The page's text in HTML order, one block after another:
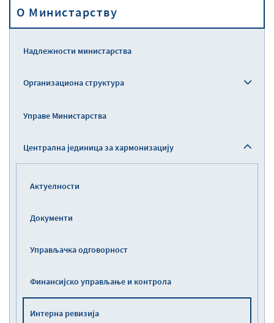
Прописи
O Министарству
Надлежности министарства
Организациона структура
Управе Министарства
Централна јединица за хармонизацију
Актуелности
Документи
Управљaчка одговорност
Финансијско управљање и контрола
Интерна ревизија